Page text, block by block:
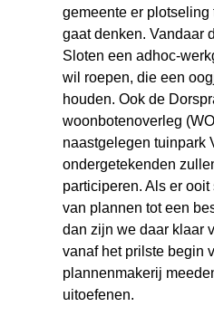
gemeente er plotseling
gaat denken. Vandaar
Sloten een adhoc-
wil roepen, die een
houden. Ook de
woonbotenoverleg
naastgelegen tuinpark
ondergetekenden
participeren. Als er
van plannen tot een
dan zijn we daar klaar
vanaf het prilste begin
plannenmakerij
uitoefenen.